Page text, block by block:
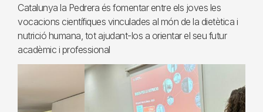
Catalunya la Pedrera és fomentar entre els joves les
vocacions científiques vinculades al món de la dietètica i
nutrició humana, tot ajudant-los a orientar el seu futur
acadèmic i professional